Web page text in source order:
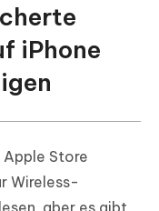
iPhone
Apple Store
Wireless-
aber es gibt